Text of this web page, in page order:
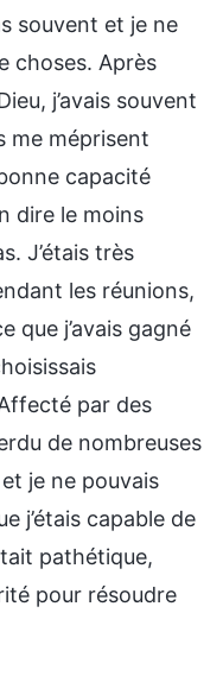
souvent et je ne
choses. Après
j’avais souvent
me méprisent
capacité
dire le moins
J’étais très
les réunions,
que j’avais gagné
par des
de nombreuses
je ne pouvais
j’étais capable de
pathétique,
pour résoudre